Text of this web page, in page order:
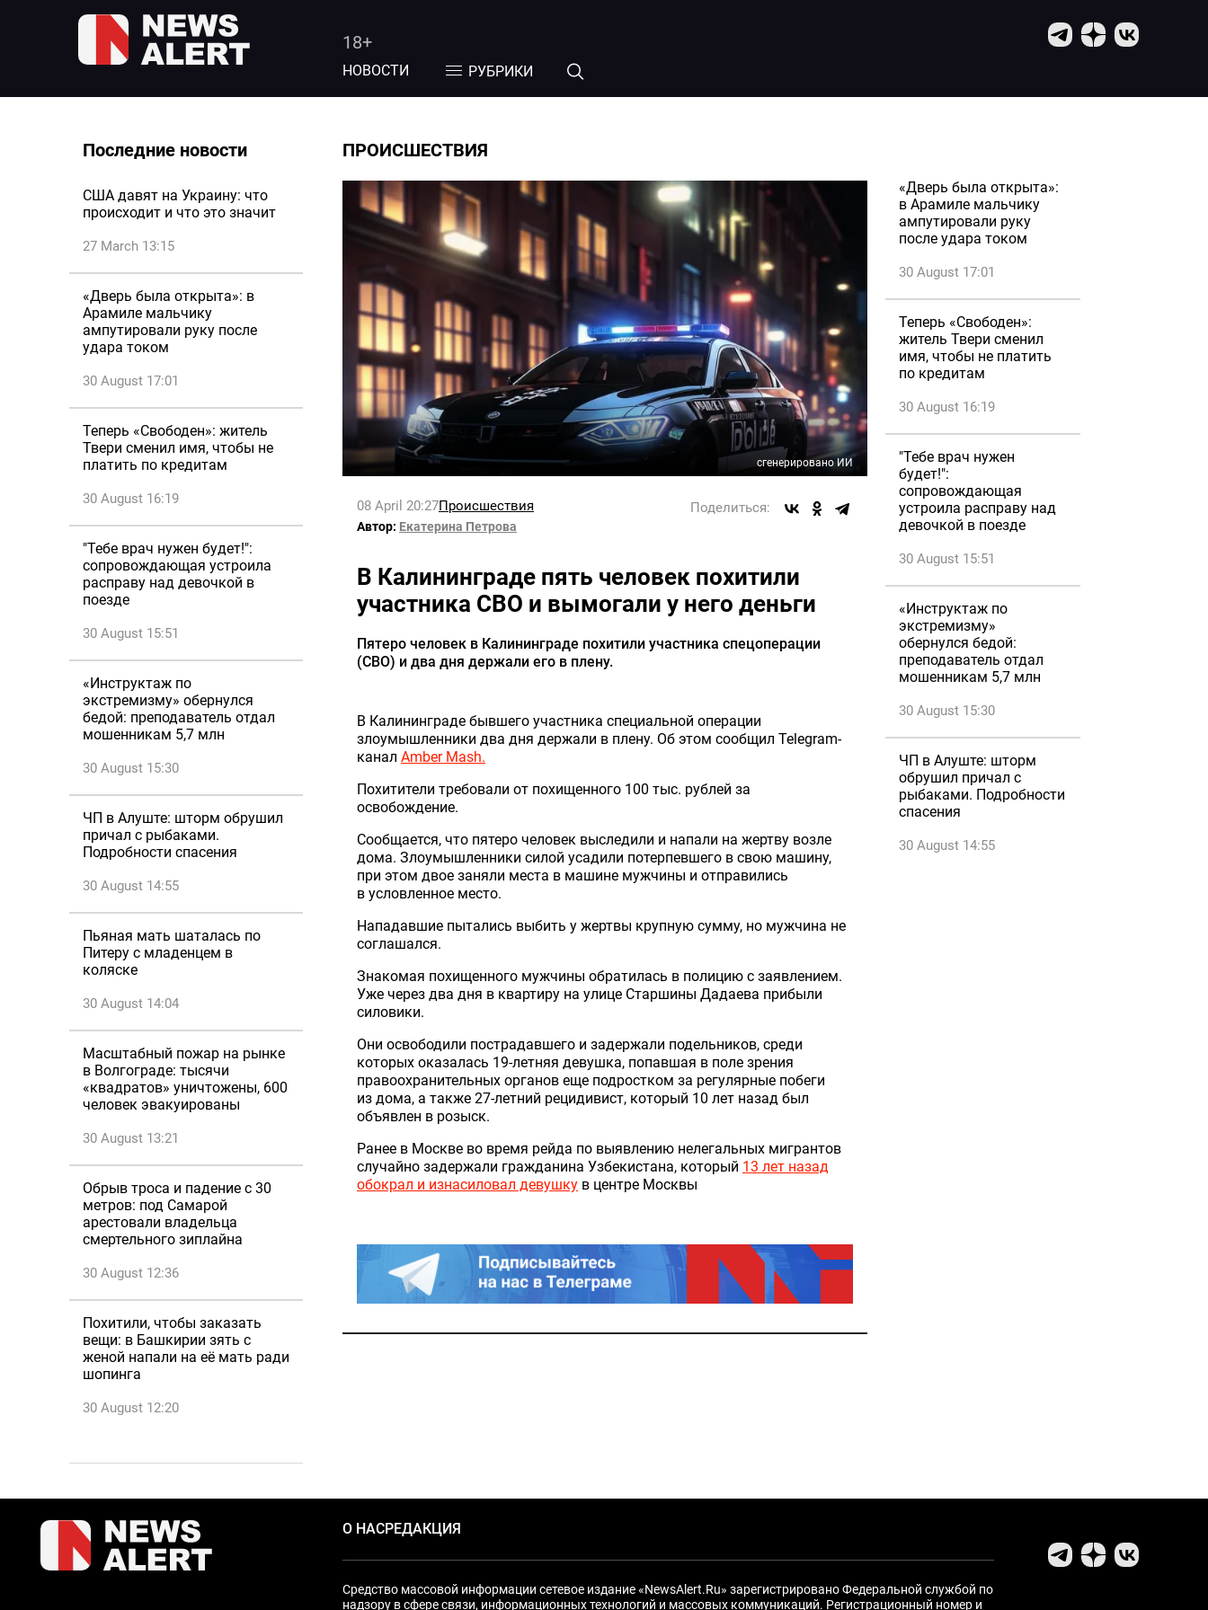
18+
НОВОСТИ РУБРИКИ
Последние новости
США давят на Украину: что
происходит и что это значит
27 March 13:15
«Дверь была открыта»: в
Арамиле мальчику
ампутировали руку после
удара током
30 August 17:01
Теперь «Свободен»: житель
Твери сменил имя, чтобы не
платить по кредитам
30 August 16:19
"Тебе врач нужен будет!":
сопровождающая устроила
расправу над девочкой в
поезде
30 August 15:51
«Инструктаж по
экстремизму» обернулся
бедой: преподаватель отдал
мошенникам 5,7 млн
30 August 15:30
ЧП в Алуште: шторм обрушил
причал с рыбаками.
Подробности спасения
30 August 14:55
Пьяная мать шаталась по
Питеру с младенцем в
коляске
30 August 14:04
Масштабный пожар на рынке
в Волгограде: тысячи
«квадратов» уничтожены, 600
человек эвакуированы
30 August 13:21
Обрыв троса и падение с 30
метров: под Самарой
арестовали владельца
смертельного зиплайна
30 August 12:36
Похитили, чтобы заказать
вещи: в Башкирии зять с
женой напали на её мать ради
шопинга
30 August 12:20
ПРОИСШЕСТВИЯ
сгенерировано ИИ
08 April 20:27Происшествия Поделиться:
Автор: Екатерина Петрова
В Калининграде пять человек похитили
участника СВО и вымогали у него деньги
Пятеро человек в Калининграде похитили участника спецоперации
(СВО) и два дня держали его в плену.
В Калининграде бывшего участника специальной операции
злоумышленники два дня держали в плену. Об этом сообщил Telegram-
канал Amber Mash.
Похитители требовали от похищенного 100 тыс. рублей за
освобождение.
Сообщается, что пятеро человек выследили и напали на жертву возле
дома. Злоумышленники силой усадили потерпевшего в свою машину,
при этом двое заняли места в машине мужчины и отправились
в условленное место.
Нападавшие пытались выбить у жертвы крупную сумму, но мужчина не
соглашался.
Знакомая похищенного мужчины обратилась в полицию с заявлением.
Уже через два дня в квартиру на улице Старшины Дадаева прибыли
силовики.
Они освободили пострадавшего и задержали подельников, среди
которых оказалась 19-летняя девушка, попавшая в поле зрения
правоохранительных органов еще подростком за регулярные побеги
из дома, а также 27-летний рецидивист, который 10 лет назад был
объявлен в розыск.
Ранее в Москве во время рейда по выявлению нелегальных мигрантов
случайно задержали гражданина Узбекистана, который 13 лет назад
обокрал и изнасиловал девушку в центре Москвы
«Дверь была открыта»:
в Арамиле мальчику
ампутировали руку
после удара током
30 August 17:01
Теперь «Свободен»:
житель Твери сменил
имя, чтобы не платить
по кредитам
30 August 16:19
"Тебе врач нужен
будет!":
сопровождающая
устроила расправу над
девочкой в поезде
30 August 15:51
«Инструктаж по
экстремизму»
обернулся бедой:
преподаватель отдал
мошенникам 5,7 млн
30 August 15:30
ЧП в Алуште: шторм
обрушил причал с
рыбаками. Подробности
спасения
30 August 14:55
О НАСРЕДАКЦИЯ
Средство массовой информации сетевое издание «NewsAlert.Ru» зарегистрировано Федеральной службой по
надзору в сфере связи, информационных технологий и массовых коммуникаций. Регистрационный номер и